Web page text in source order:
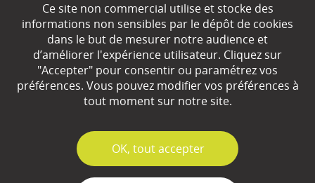
Qui sommes-nous ?
Partenaires
Espace Presse
Contact
Ce site non commercial utilise et stocke des
informations non sensibles par le dépôt de cookies
dans le but de mesurer notre audience et
d’améliorer l'expérience utilisateur. Cliquez sur
"Accepter" pour consentir ou paramétrez vos
préférences. Vous pouvez modifier vos préférences à
tout moment sur notre site.
✓
OK, tout accepter